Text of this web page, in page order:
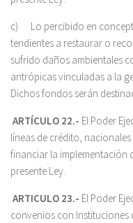
c) Lo percibido en
tendientes a restaurar o
sufrido daños ambientales
antrópicas vinculadas a la
Dichos fondos serán
ARTÍCULO 22.- El Poder
líneas de crédito,
financiar la implementación
presente Ley.
ARTICULO 23.- El Poder
convenios con